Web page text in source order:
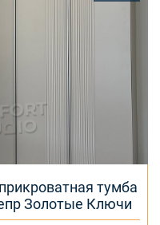
тумба
Золотые Ключи